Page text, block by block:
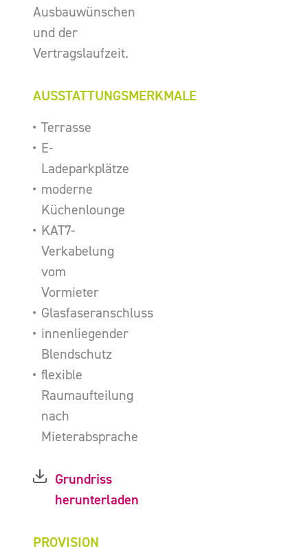
Ausbauwünschen
und der
Vertragslaufzeit.
AUSSTATTUNGSMERKMALE
Terrasse
E-
Ladeparkplätze
moderne
Küchenlounge
KAT7-
Verkabelung
vom
Vormieter
Glasfaseranschluss
innenliegender
Blendschutz
flexible
Raumaufteilung
nach
Mieterabsprache
Grundriss
herunterladen
PROVISION